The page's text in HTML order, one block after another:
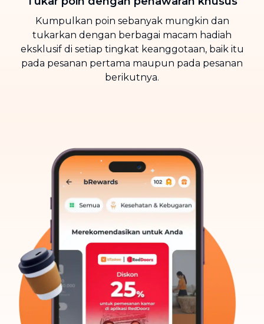
Kumpulkan poin sebanyak mungkin dan
tukarkan dengan berbagai macam hadiah
eksklusif di setiap tingkat keanggotaan, baik itu
pada pesanan pertama maupun pada pesanan
berikutnya.